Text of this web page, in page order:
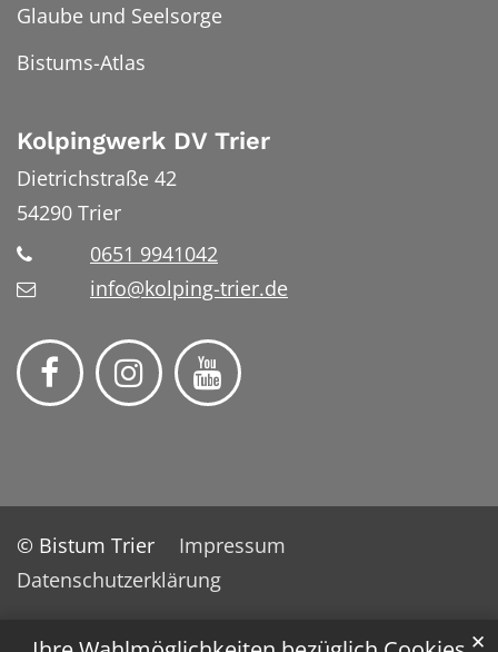
✕
Glaube und Seelsorge
Bistums-Atlas
Kolpingwerk DV Trier
Dietrichstraße 42
54290 Trier
0651 9941042
info@kolping-trier.de
© Bistum Trier
Impressum
Datenschutzerklärung